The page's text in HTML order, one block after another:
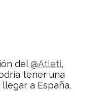
del@Atleti,
tener una
a España.